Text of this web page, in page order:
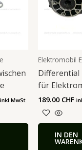
inkl.MwSt.
Elektromobil
Differential
für
189.00 CHF
IN DEN